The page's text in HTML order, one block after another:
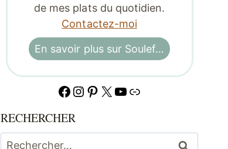
de mes plats du quotidien.
Contactez-moi
En savoir plus sur Soulef…
Facebook
Instagram
Pinterest
X YouTube
Lien
RECHERCHER
Rechercher :